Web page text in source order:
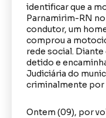
identificar que a
Parnamirim-RN
condutor, um
comprou a
rede social.
detido e
Judiciária do
criminalmente por
Ontem (09), por